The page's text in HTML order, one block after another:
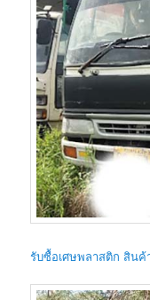
รับซื้อเศษพลาสติก สิน